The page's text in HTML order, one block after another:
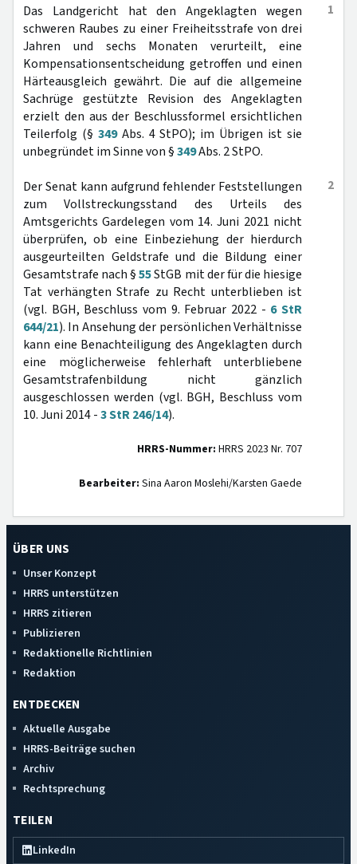
1
Das Landgericht hat den Angeklagten wegen
schweren Raubes zu einer Freiheitsstrafe von drei
Jahren und sechs Monaten verurteilt, eine
Kompensationsentscheidung getroffen und einen
Härteausgleich gewährt. Die auf die allgemeine
Sachrüge gestützte Revision des Angeklagten
erzielt den aus der Beschlussformel ersichtlichen
Teilerfolg (§ 349Abs. 4 StPO); im Übrigen ist sie
unbegründet im Sinne von §349Abs. 2 StPO.
2
Der Senat kann aufgrund fehlender Feststellungen
zum Vollstreckungsstand des Urteils des
Amtsgerichts Gardelegen vom 14. Juni 2021 nicht
überprüfen, ob eine Einbeziehung der hierdurch
ausgeurteilten Geldstrafe und die Bildung einer
Gesamtstrafe nach §55StGB mit der für die hiesige
Tat verhängten Strafe zu Recht unterblieben ist
(vgl. BGH, Beschluss vom 9. Februar 2022 - 6 StR
644/21). In Ansehung der persönlichen Verhältnisse
kann eine Benachteiligung des Angeklagten durch
eine möglicherweise fehlerhaft unterbliebene
Gesamtstrafenbildung nicht gänzlich
ausgeschlossen werden (vgl. BGH, Beschluss vom
10. Juni 2014 -3 StR 246/14).
HRRS-Nummer: HRRS 2023 Nr. 707
Bearbeiter: Sina Aaron Moslehi/Karsten Gaede
ÜBER UNS
Unser Konzept
HRRS unterstützen
HRRS zitieren
Publizieren
Redaktionelle Richtlinien
Redaktion
ENTDECKEN
Aktuelle Ausgabe
HRRS-Beiträge suchen
Archiv
Rechtsprechung
TEILEN
LinkedIn